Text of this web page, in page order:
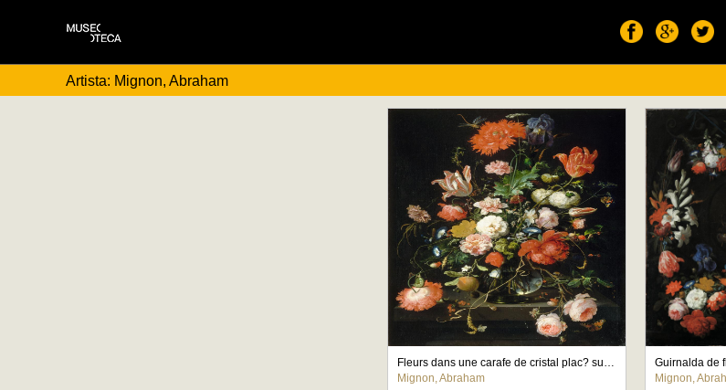
Artista: Mignon, Abraham
Fleurs dans une carafe de cristal plac? sur un pi?destal en pierre avec une libellule
Mignon, Abraham
Guirnalda de
Mignon,